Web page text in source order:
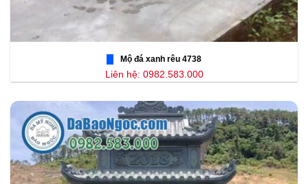
Mộ đá xanh rêu 4738
Liên hệ: 0982.583.000